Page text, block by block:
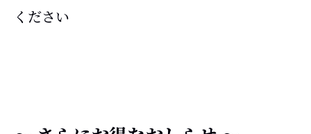
ください